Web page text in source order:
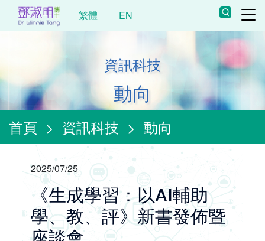
繁體 EN
資訊科技
動向
首頁 > 資訊科技 > 動向
2025/07/25
《生成學習：以AI輔助
學、教、評》新書發佈暨